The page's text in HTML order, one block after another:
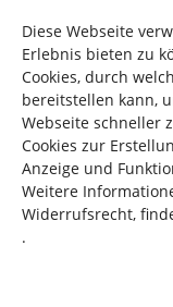
* Alle Preise inkl.
zzgl.Versandkosten
Weitere
** gilt für
Diese Webseite
Erlebnis bieten zu
Cookies, durch
bereitstellen kann,
Webseite schneller
Cookies zur
Anzeige und
Weitere
Widerrufsrecht,
.